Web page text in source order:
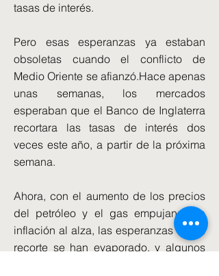
tasas de interés.
Pero esas esperanzas ya estaban
obsoletas cuando el conflicto de
Medio Oriente se afianzó.Hace apenas
unas semanas, los mercados
esperaban que el Banco de Inglaterra
recortara las tasas de interés dos
veces este año, a partir de la próxima
semana.
Ahora, con el aumento de los precios
del petróleo y el gas empujando la
inflación al alza, las esperanzas de un
recorte se han evaporado, y algunos